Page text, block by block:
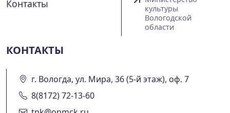
Контакты
культуры
Вологодской
области
КОНТАКТЫ
г. Вологда, ул. Мира, 36 (5-й этаж), оф. 7
8(8172) 72-13-60